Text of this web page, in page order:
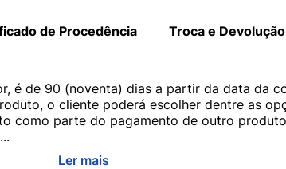
de Procedência Troca e Devolução
é de 90 (noventa) dias a partir da data da
o cliente poderá escolher dentre as
como parte do pagamento de outro
Ler mais